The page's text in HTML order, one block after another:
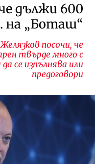
дължи 600
на „Боташ“
посочи, че
твърде много с
се изпълнява или
предоговори